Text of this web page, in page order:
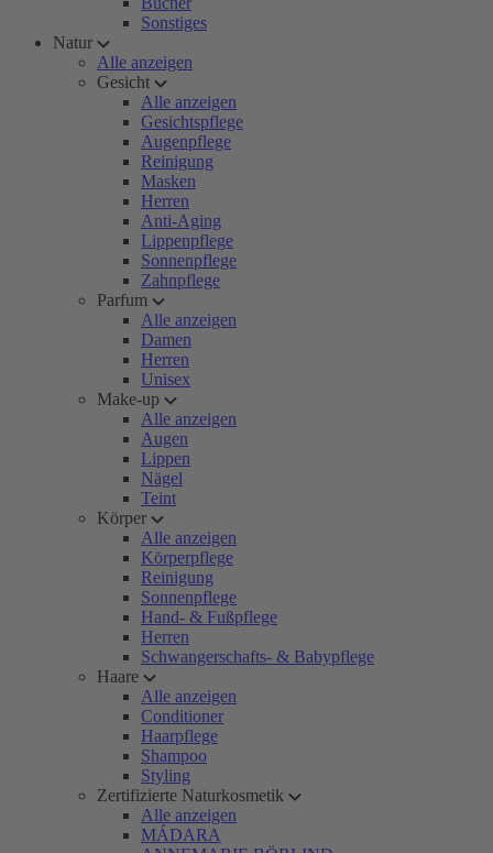
Sonstiges
Natur
Alle anzeigen
Gesicht
Alle anzeigen
Gesichtspflege
Augenpflege
Reinigung
Masken
Herren
Anti-Aging
Lippenpflege
Sonnenpflege
Zahnpflege
Parfum
Alle anzeigen
Damen
Herren
Unisex
Make-up
Alle anzeigen
Augen
Lippen
Nägel
Teint
Körper
Alle anzeigen
Körperpflege
Reinigung
Sonnenpflege
Hand- & Fußpflege
Herren
Schwangerschafts- & Babypflege
Haare
Alle anzeigen
Conditioner
Haarpflege
Shampoo
Styling
Zertifizierte Naturkosmetik
Alle anzeigen
MÁDARA